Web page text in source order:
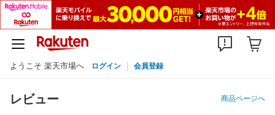
ようこそ 楽天市場へ ログイン 会員登録
レビュー 商品ページへ